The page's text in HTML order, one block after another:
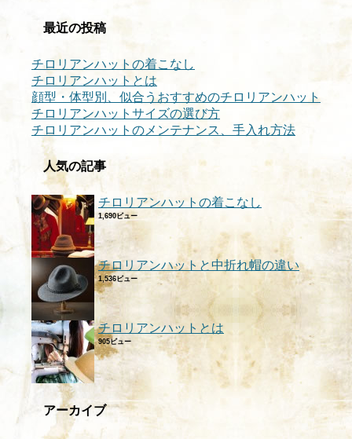
最近の投稿
チロリアンハットの着こなし
チロリアンハットとは
顔型・体型別、似合うおすすめのチロリアンハット
チロリアンハットサイズの選び方
チロリアンハットのメンテナンス、手入れ方法
人気の記事
チロリアンハットの着こなし
1,690ビュー
チロリアンハットと中折れ帽の違い
1,536ビュー
チロリアンハットとは
905ビュー
アーカイブ